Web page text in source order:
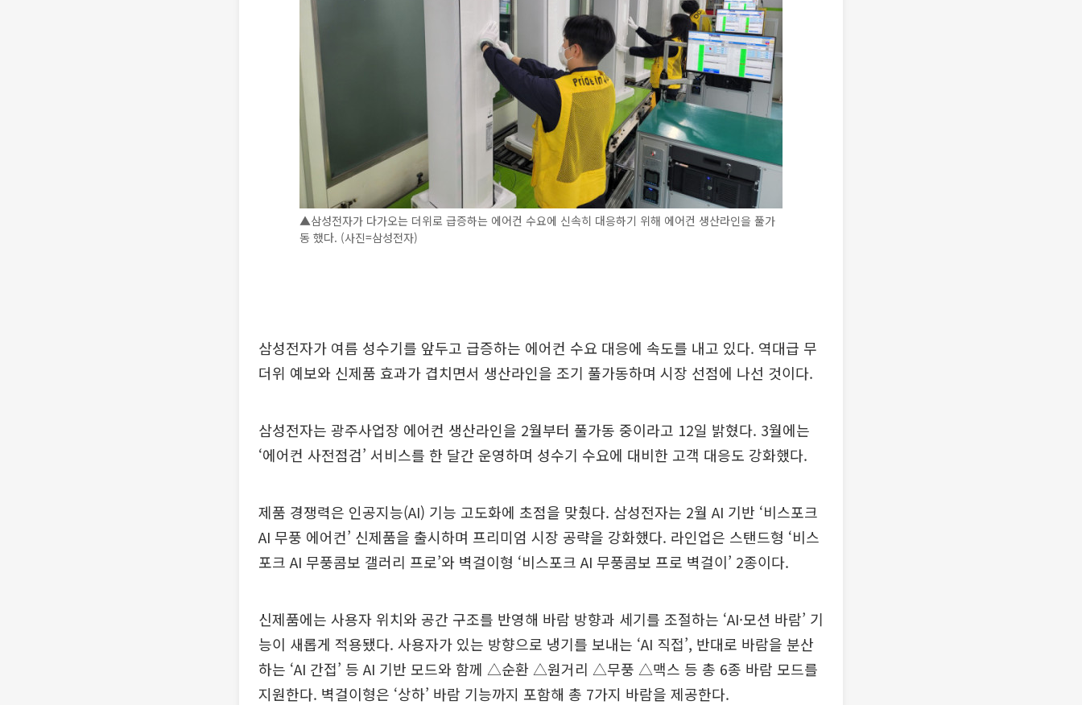
▲삼성전자가 다가오는 더위로 급증하는 에어컨 수요에 신속히 대응하기 위해 에어컨 생산라인을 풀가
동 했다. (사진=삼성전자)
삼성전자가 여름 성수기를 앞두고 급증하는 에어컨 수요 대응에 속도를 내고 있다. 역대급 무
더위 예보와 신제품 효과가 겹치면서 생산라인을 조기 풀가동하며 시장 선점에 나선 것이다.
삼성전자는 광주사업장 에어컨 생산라인을 2월부터 풀가동 중이라고 12일 밝혔다. 3월에는
‘에어컨 사전점검’ 서비스를 한 달간 운영하며 성수기 수요에 대비한 고객 대응도 강화했다.
제품 경쟁력은 인공지능(AI) 기능 고도화에 초점을 맞췄다. 삼성전자는 2월 AI 기반 ‘비스포크
AI 무풍 에어컨’ 신제품을 출시하며 프리미엄 시장 공략을 강화했다. 라인업은 스탠드형 ‘비스
포크 AI 무풍콤보 갤러리 프로’와 벽걸이형 ‘비스포크 AI 무풍콤보 프로 벽걸이’ 2종이다.
신제품에는 사용자 위치와 공간 구조를 반영해 바람 방향과 세기를 조절하는 ‘AI·모션 바람’ 기
능이 새롭게 적용됐다. 사용자가 있는 방향으로 냉기를 보내는 ‘AI 직접’, 반대로 바람을 분산
하는 ‘AI 간접’ 등 AI 기반 모드와 함께 △순환 △원거리 △무풍 △맥스 등 총 6종 바람 모드를
지원한다. 벽걸이형은 ‘상하’ 바람 기능까지 포함해 총 7가지 바람을 제공한다.